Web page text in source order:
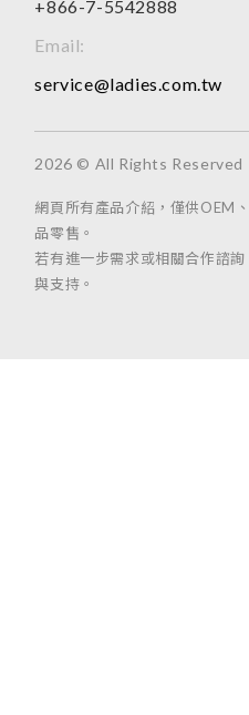
+866-7-5542888
Email:
service@ladies.com.tw
2026 © All Rights Reserved
網頁所有產品介紹，僅供OEM
品零售。
若有進一步需求或相關合作諮
與支持。